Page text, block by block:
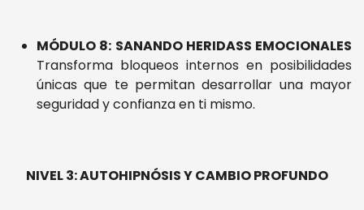
MÓDULO 8: SANANDO HERIDASS EMOCIONALES
Transforma bloqueos internos en posibilidades
únicas que te permitan desarrollar una mayor
seguridad y confianza en ti mismo.
NIVEL 3: AUTOHIPNÓSIS Y CAMBIO PROFUNDO